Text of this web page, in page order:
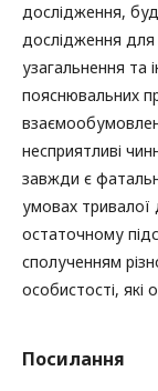
дослідження,
дослідження
узагальнення та
пояснювальних
несприятливі
завжди є
умовах тривалої
остаточному
сполученням
особистості, які
Посилання